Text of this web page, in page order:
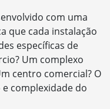
com uma
que cada instalação
específicas de
Um complexo
centro comercial? O
complexidade do